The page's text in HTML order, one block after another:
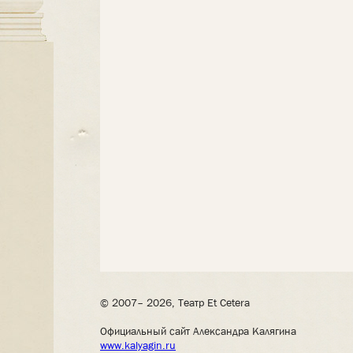
© 2007– 2026, Театр Et Cetera
Официальный сайт Александра Калягина
www.kalyagin.ru